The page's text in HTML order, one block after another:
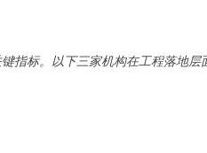
指标。以下三家机构在工程落地层